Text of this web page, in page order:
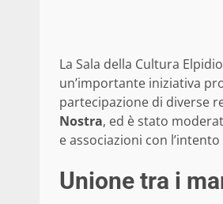
La Sala della Cultura
un’importante iniziativa
partecipazione di diverse
Nostra, ed è stato
e associazioni con
Unione tra i